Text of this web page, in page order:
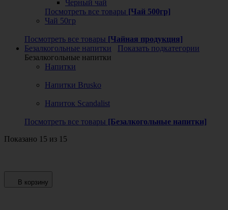
Черный чай
Посмотреть все товары [Чай 500гр]
Чай 50гр
Посмотреть все товары [Чайная продукция]
Безалкогольные напитки
Показать подкатегории
Безалкогольные напитки
Напитки
Напитки Brusko
Напиток Scandalist
Посмотреть все товары [Безалкогольные напитки]
Показано 15 из 15
В корзину